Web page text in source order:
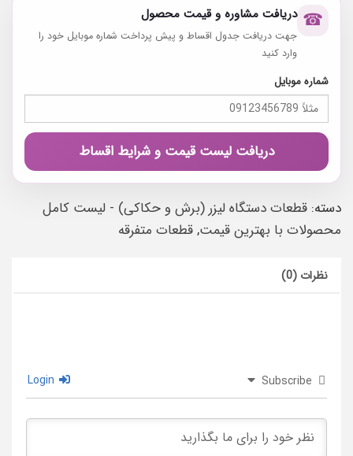
☎ دریافت مشاوره و قیمت محصول
جهت دریافت جدول اقساط و پیش پرداخت شماره موبایل خود را
وارد کنید
شماره موبایل
دریافت لیست قیمت و شرایط اقساط
دسته: قطعات دستگاه لیزر (برش و حکاکی) - لیست کامل
محصولات با بهترین قیمت,قطعات متفرقه
نظرات (0)
Subscribe